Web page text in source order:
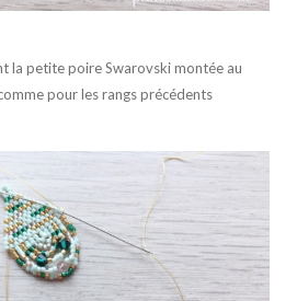
la petite poire Swarovski montée au
pour les rangs précédents